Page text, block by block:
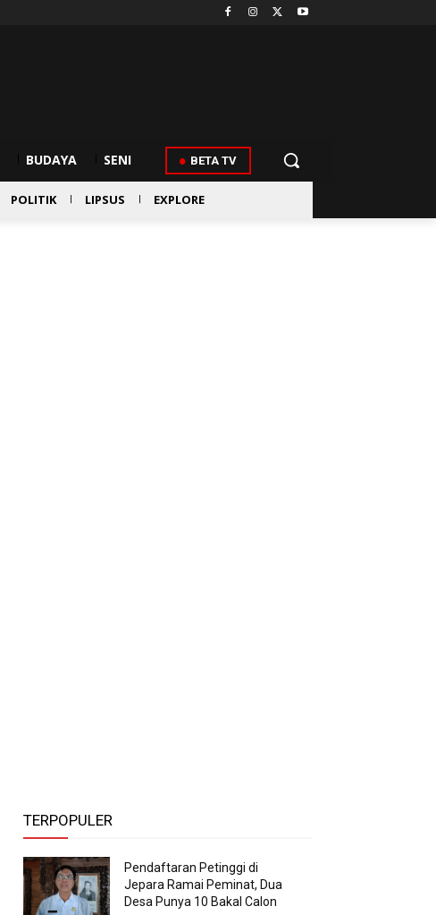
BUDAYA SENI BETA TV
POLITIK LIPSUS EXPLORE
TERPOPULER
Pendaftaran Petinggi di
Jepara Ramai Peminat, Dua
Desa Punya 10 Bakal Calon